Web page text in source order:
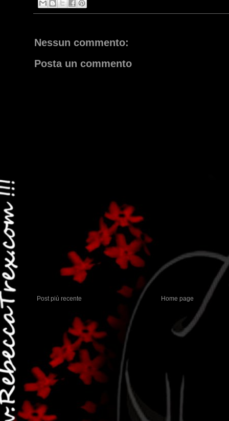
Nessun commento:
Posta un commento
Post più recente Home page